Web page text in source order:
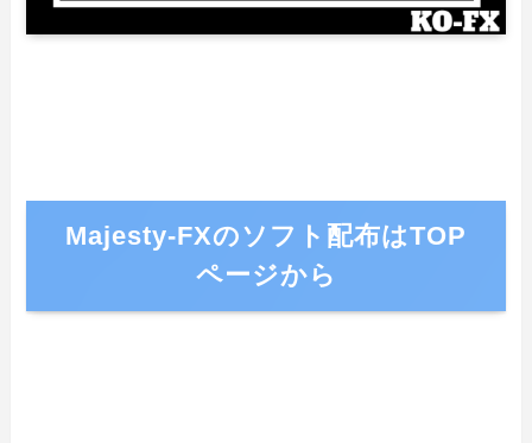
Majesty-FXのソフト配布はTOP
ページから